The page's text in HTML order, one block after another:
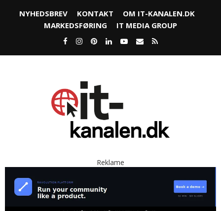
NYHEDSBREV KONTAKT
OM IT-KANALEN.DK
MARKEDSFØRING
IT MEDIA GROUP
Reklame